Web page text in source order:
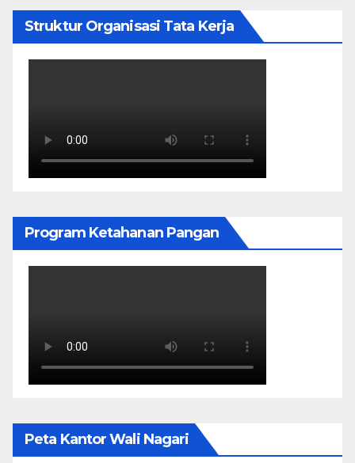
Struktur Organisasi Tata Kerja
Program Ketahanan Pangan
Peta Kantor Wali Nagari